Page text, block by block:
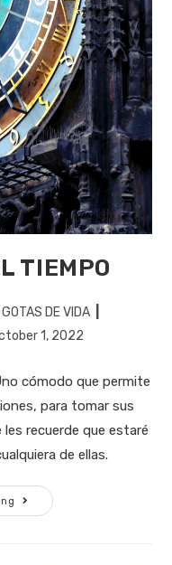
TIEMPO
GOTAS DE VIDA
1, 2022
cómodo que permite
para tomar sus
recuerde que estaré
de ellas.
LA
GUERRA